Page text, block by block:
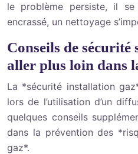
le problème persiste, il
encrassé, un nettoyage
Conseils de sécurité
aller plus loin dans
La *sécurité installation
lors de l’utilisation d’un
quelques conseils
dans la prévention des
gaz*.